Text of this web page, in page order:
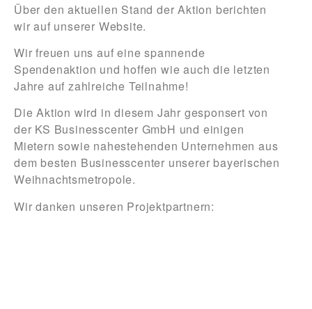
Über den aktuellen Stand der Aktion berichten
wir auf unserer Website.
Wir freuen uns auf eine spannende
Spendenaktion und hoffen wie auch die letzten
Jahre auf zahlreiche Teilnahme!
Die Aktion wird in diesem Jahr gesponsert von
der KS Businesscenter GmbH und einigen
Mietern sowie nahestehenden Unternehmen aus
dem besten Businesscenter unserer bayerischen
Weihnachtsmetropole.
Wir danken unseren Projektpartnern: